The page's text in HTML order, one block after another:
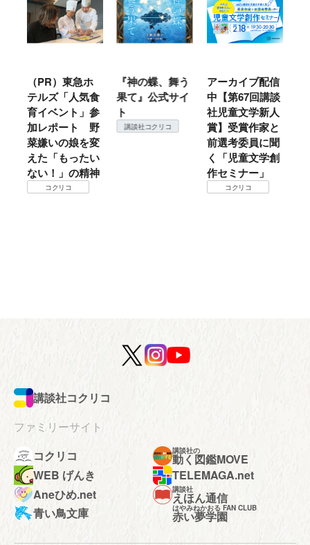
（PR）東急ホ
テルズ「人気食
育イベント」参
加レポート 野
菜嫌いの娘を変
えた「もったい
ない！」の精神
コクリコ
『神の蝶、舞う
果て』公式サイ
ト
講談社コクリコ
アーカイブ配信
中【第67回講談
社児童文学新人
賞】受賞作家と
前選考委員に聞
く「児童文学創
作セミナー」
コクリコ
講談社コクリコ
ファミリーサイト
コクリコ
講談社の
動く図鑑MOVE
WEB げんき
TELEMAGA.net
Aneひめ.net
講談社
えほん通信
青い鳥文庫
はやみねかおる FAN CLUB
赤い夢学園